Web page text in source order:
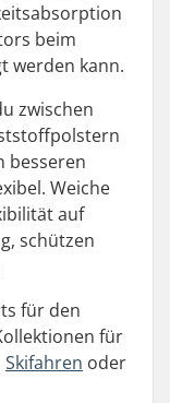
beim
werden kann.
zwischen
besseren
Weiche
auf
schützen
für den
für
Skifahren oder